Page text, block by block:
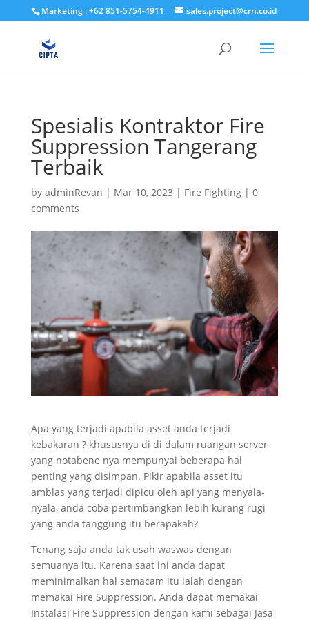
Marketing : +62 851-5754-4911 sales.project@crn.co.id
Spesialis Kontraktor Fire
Suppression Tangerang
Terbaik
by adminRevan | Mar 10, 2023 | Fire Fighting| 0
comments
Apa yang terjadi apabila asset anda terjadi
kebakaran ? khususnya di di dalam ruangan server
yang notabene nya mempunyai beberapa hal
penting yang disimpan. Pikir apabila asset itu
amblas yang terjadi dipicu oleh api yang menyala-
nyala, anda coba pertimbangkan lebih kurang rugi
yang anda tanggung itu berapakah?
Tenang saja anda tak usah waswas dengan
semuanya itu. Karena saat ini anda dapat
meminimalkan hal semacam itu ialah dengan
memakai Fire Suppression. Anda dapat memakai
Instalasi Fire Suppression dengan kami sebagai Jasa